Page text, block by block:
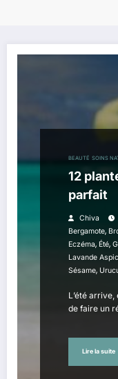
BEAUTÉ SOINS
12
parfait
Chiva
Bergamote,
Eczéma, Été,
Lavande Aspic
Sésame,
L’été
de faire un
Lire la suite